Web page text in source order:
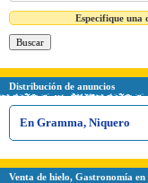
Especifique una
Distribución de anuncios
En Gramma, Niquero
Venta de hielo, Gastronomía